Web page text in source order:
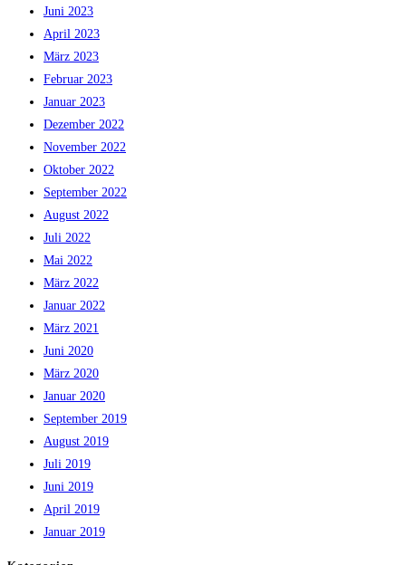
Juni 2023
April 2023
März 2023
Februar 2023
Januar 2023
Dezember 2022
November 2022
Oktober 2022
September 2022
August 2022
Juli 2022
Mai 2022
März 2022
Januar 2022
März 2021
Juni 2020
März 2020
Januar 2020
September 2019
August 2019
Juli 2019
Juni 2019
April 2019
Januar 2019